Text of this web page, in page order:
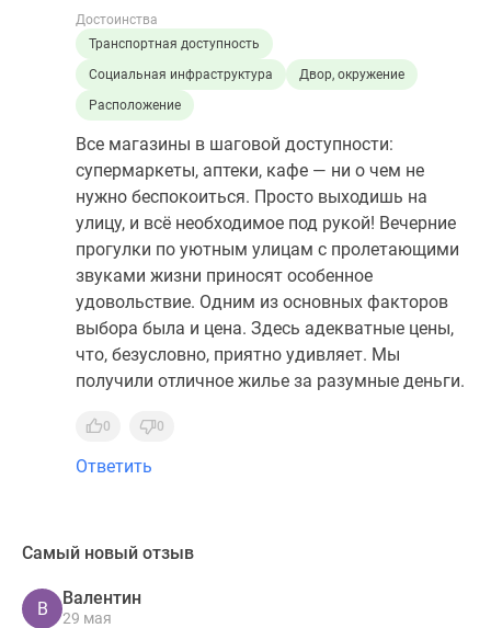
Достоинства
Транспортная доступность
Социальная инфраструктура
Двор, окружение
Расположение
Все магазины в шаговой доступности:
супермаркеты, аптеки, кафе — ни о чем не
нужно беспокоиться. Просто выходишь на
улицу, и всё необходимое под рукой! Вечерние
прогулки по уютным улицам с пролетающими
звуками жизни приносят особенное
удовольствие. Одним из основных факторов
выбора была и цена. Здесь адекватные цены,
что, безусловно, приятно удивляет. Мы
получили отличное жилье за разумные деньги.
0 0
Ответить
Самый новый отзыв
В
Валентин
29 мая